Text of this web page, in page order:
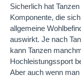
Sicherlich hat
Komponente, die
allgemeine
auswirkt. Je nach
kann Tanzen
Hochleistungssport
Aber auch wenn